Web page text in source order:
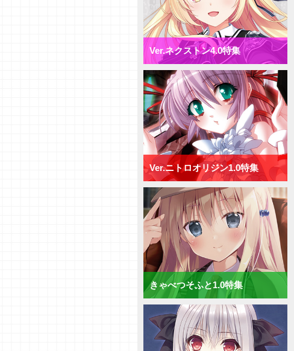
【デッキ紹介】相打ち戦法でガン
ガン攻めろ！ パープルソフトウ
ェア2.0 ミックス日単デッキ
【研究員イチオシカード紹介
Vol.72】ネクストン4.0【初心者
向け】
【研究員イチオシカード紹介
Vol.71】ネクストン4.0【初心者
向け】
【デッキ紹介】AP強化と連続攻
撃で決めろ！ ネクストン4.0 ミ
ックス日単デッキ
【デッキ紹介】手札宣言能力で牽
制せよ！ ネクストン4.0 ミッ
クス宙単デッキ
【デッキ紹介】行動制限と速攻で
勝負を決めろ！ ネクストン
4.0 ミックス花単デッキ
【デッキ紹介】２種類の新エリア
を使い分けろ！ ネクストン4.0
ミックス月単デッキ
【デッキ紹介】[T]能力を活かし
て、バトルを制せ！ ネクストン
4.0 ミックス雪単デッキ
【研究員イチオシカード紹介
Vol.70】ニトロオリジン1.0【初
心者向け】
【研究員イチオシカード紹介
Vol.69】ニトロオリジン1.0【初
心者向け】
Ver.ネクストン4.0特集
Ver.ニトロオリジン1.0特集
きゃべつそふと1.0特集